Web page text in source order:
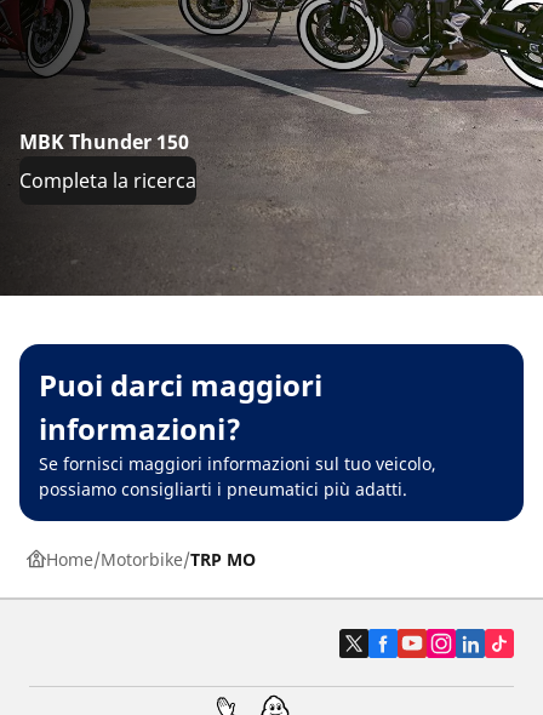
MBK Thunder 150
Completa la ricerca
Puoi darci maggiori
informazioni?
Se fornisci maggiori informazioni sul tuo veicolo,
possiamo consigliarti i pneumatici più adatti.
Home Motorbike TRP MO